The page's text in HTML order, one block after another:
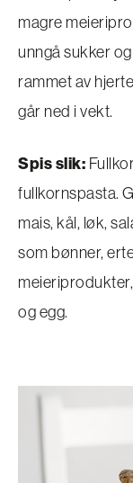
magre
unngå sukker
rammet av
går ned i vekt.
Spis slik:
fullkornspasta.
mais, kål, løk,
som bønner,
og egg.